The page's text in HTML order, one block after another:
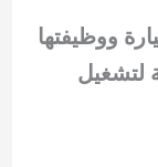
ووظيفتها
لتشغيل